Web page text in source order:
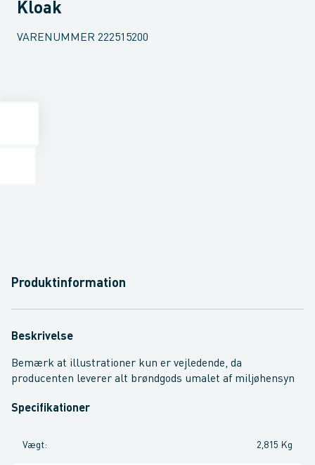
Kloak
VARENUMMER 222515200
Produktinformation
Beskrivelse
Bemærk at illustrationer kun er vejledende, da
producenten leverer alt brøndgods umalet af miljøhensyn
Specifikationer
Vægt: 2,815 Kg